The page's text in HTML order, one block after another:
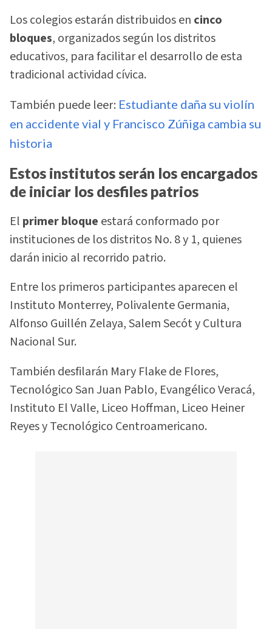
Los colegios estarán distribuidos en cinco
bloques, organizados según los distritos
educativos, para facilitar el desarrollo de esta
tradicional actividad cívica.
También puede leer: Estudiante daña su violín
en accidente vial y Francisco Zúñiga cambia su
historia
Estos institutos serán los encargados
de iniciar los desfiles patrios
El primer bloque estará conformado por
instituciones de los distritos No. 8 y 1, quienes
darán inicio al recorrido patrio.
Entre los primeros participantes aparecen el
Instituto Monterrey, Polivalente Germania,
Alfonso Guillén Zelaya, Salem Secót y Cultura
Nacional Sur.
También desfilarán Mary Flake de Flores,
Tecnológico San Juan Pablo, Evangélico Veracá,
Instituto El Valle, Liceo Hoffman, Liceo Heiner
Reyes y Tecnológico Centroamericano.